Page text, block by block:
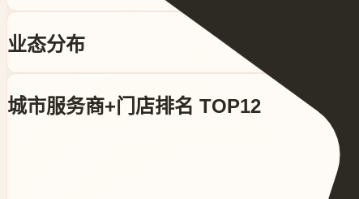
业态分布
城市服务商+门店排名 TOP12